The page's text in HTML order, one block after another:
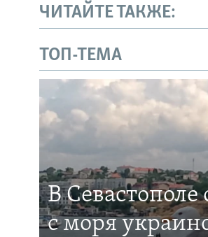
ЧИТАЙТЕ ТАКЖЕ:
ТОП-ТЕМА
В
с моря